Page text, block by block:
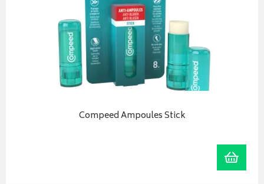
Compeed Ampoules Stick